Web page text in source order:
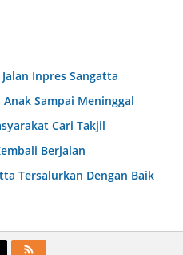
Inpres Sangatta
Sampai Meninggal
Cari Takjil
Berjalan
Tersalurkan Dengan Baik